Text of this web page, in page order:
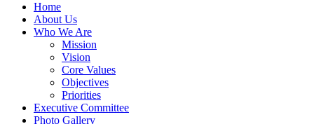
Home
About Us
Who We Are
Mission
Vision
Core Values
Objectives
Priorities
Executive Committee
Photo Gallery